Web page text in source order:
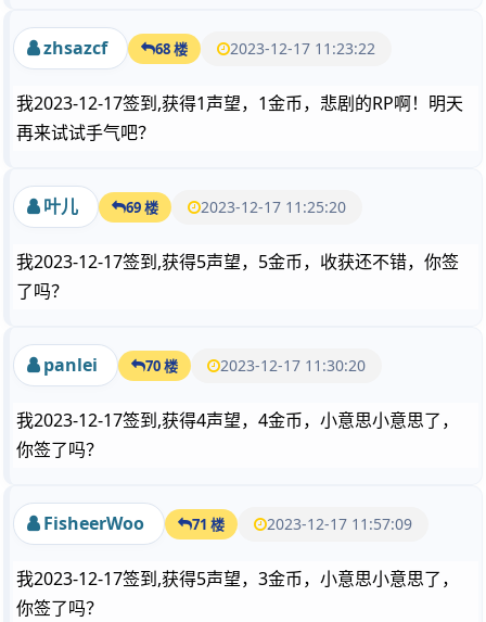
zhsazcf 68 楼 2023-12-17 11:23:22
我2023-12-17签到,获得1声望，1金币，悲剧的RP啊！明天
再来试试手气吧？
叶儿 69 楼 2023-12-17 11:25:20
我2023-12-17签到,获得5声望，5金币，收获还不错，你签
了吗？
panlei 70 楼 2023-12-17 11:30:20
我2023-12-17签到,获得4声望，4金币，小意思小意思了，
你签了吗？
FisheerWoo 71 楼 2023-12-17 11:57:09
我2023-12-17签到,获得5声望，3金币，小意思小意思了，
你签了吗？